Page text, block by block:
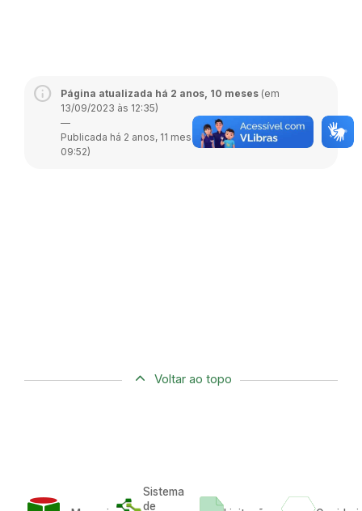
Página atualizada há 2 anos, 10 meses (em
13/09/2023 às 12:35)
—
Publicada há 2 anos, 11 meses (em 08/09/2023 às
09:52)
Voltar ao topo
Sistema
de